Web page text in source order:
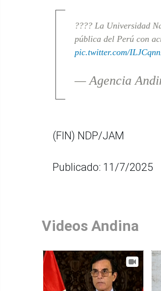
???? La Universidad
pública del Perú con
pic.twitter.com/
— Agencia
(FIN) NDP/JAM
Publicado: 11/7/2025
Videos Andina